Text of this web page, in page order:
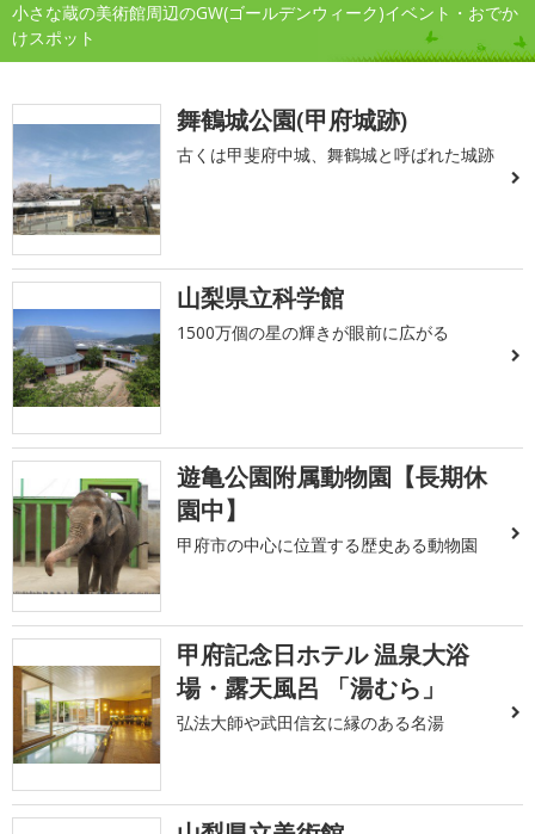
小さな蔵の美術館周辺のGW(ゴールデンウィーク)イベント・おでか
けスポット
舞鶴城公園(甲府城跡)
古くは甲斐府中城、舞鶴城と呼ばれた城跡
山梨県立科学館
1500万個の星の輝きが眼前に広がる
遊亀公園附属動物園【長期休
園中】
甲府市の中心に位置する歴史ある動物園
甲府記念日ホテル 温泉大浴
場・露天風呂 「湯むら」
弘法大師や武田信玄に縁のある名湯